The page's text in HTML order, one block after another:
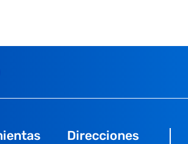
Direcciones